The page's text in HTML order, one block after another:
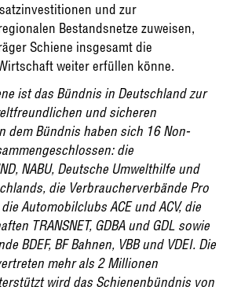
und zur
Bestandsnetze zuweisen,
Schiene insgesamt die
weiter erfüllen könne.
ist das Bündnis in Deutschland zur
und sicheren
dem Bündnis haben sich 16 Non-
die
NABU, Deutsche Umwelthilfe und
die Verbraucherverbände Pro
Automobilclubs ACE und ACV, die
TRANSNET, GDBA und GDL sowie
BDEF, BF Bahnen, VBB und VDEI. Die
mehr als 2 Millionen
wird das Schienenbündnis von